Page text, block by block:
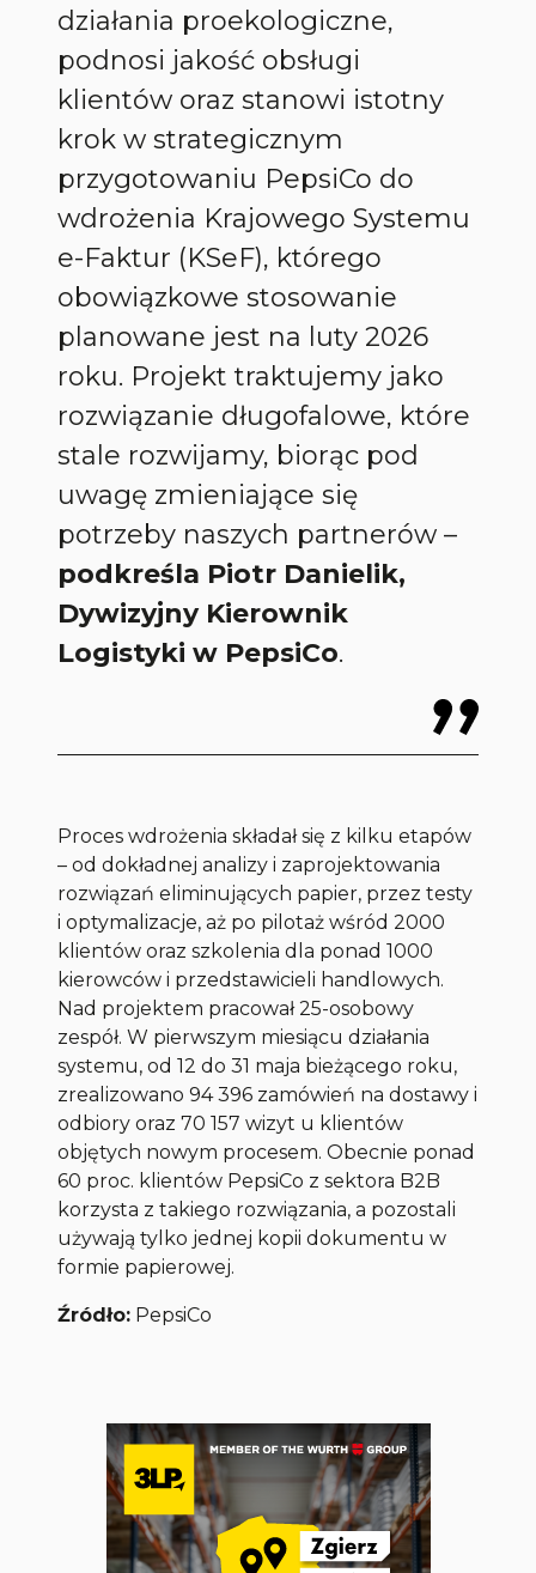
działania proekologiczne,
podnosi jakość obsługi
klientów oraz stanowi istotny
krok w strategicznym
przygotowaniu PepsiCo do
wdrożenia Krajowego Systemu
e-Faktur (KSeF), którego
obowiązkowe stosowanie
planowane jest na luty 2026
roku. Projekt traktujemy jako
rozwiązanie długofalowe, które
stale rozwijamy, biorąc pod
uwagę zmieniające się
potrzeby naszych partnerów –
podkreśla Piotr Danielik,
Dywizyjny Kierownik
Logistyki w PepsiCo.
Proces wdrożenia składał się z kilku etapów
– od dokładnej analizy i zaprojektowania
rozwiązań eliminujących papier, przez testy
i optymalizacje, aż po pilotaż wśród 2000
klientów oraz szkolenia dla ponad 1000
kierowców i przedstawicieli handlowych.
Nad projektem pracował 25-osobowy
zespół. W pierwszym miesiącu działania
systemu, od 12 do 31 maja bieżącego roku,
zrealizowano 94 396 zamówień na dostawy i
odbiory oraz 70 157 wizyt u klientów
objętych nowym procesem. Obecnie ponad
60 proc. klientów PepsiCo z sektora B2B
korzysta z takiego rozwiązania, a pozostali
używają tylko jednej kopii dokumentu w
formie papierowej.
Źródło: PepsiCo